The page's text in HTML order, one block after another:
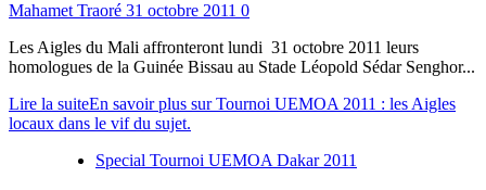
Mahamet Traoré 31 octobre 2011 0
Les Aigles du Mali affronteront lundi 31 octobre 2011 leurs
homologues de la Guinée Bissau au Stade Léopold Sédar Senghor...
Lire la suiteEn savoir plus sur Tournoi UEMOA 2011 : les Aigles
locaux dans le vif du sujet.
Special Tournoi UEMOA Dakar 2011